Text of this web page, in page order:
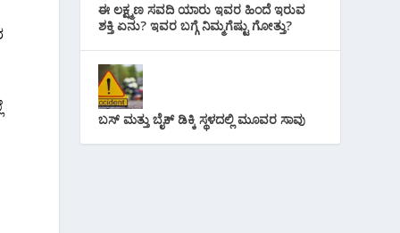
ಈ ಲಕ್ಷ್ಮಣ ಸವದಿ ಯಾರು ಇವರ ಹಿಂದೆ ಇರುವ
ಶಕ್ತಿ ಏನು? ಇವರ ಬಗ್ಗೆ ನಿಮ್ಮಗೆಷ್ಟು ಗೋತ್ತು?
ಬಸ್ ಮತ್ತು ಬೈಕ್ ಡಿಕ್ಕಿ ಸ್ಥಳದಲ್ಲಿ ಮೂವರ ಸಾವು